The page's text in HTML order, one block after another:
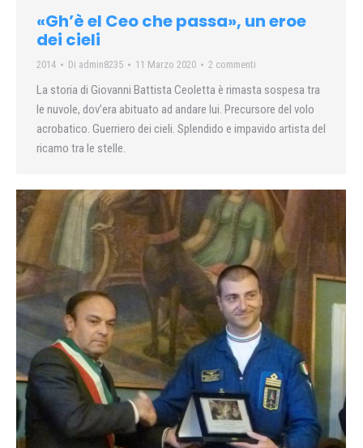
«Gh’è el Ceo che passa», un eroe
dei cieli
2014 Di admin8235 11 Marzo 2020 2 commenti
La storia di Giovanni Battista Ceoletta è rimasta sospesa tra
le nuvole, dov’era abituato ad andare lui. Precursore del volo
acrobatico. Guerriero dei cieli. Splendido e impavido artista del
ricamo tra le stelle.